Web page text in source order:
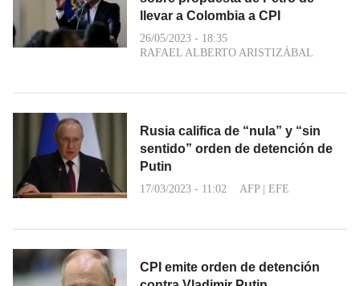
llevar a Colombia a CPI
26/05/2023 - 18:35
RAFAEL ALBERTO ARISTIZÁBAL
Rusia califica de “nula” y “sin
sentido” orden de detención de
Putin
17/03/2023 - 11:02 AFP | EFE
CPI emite orden de detención